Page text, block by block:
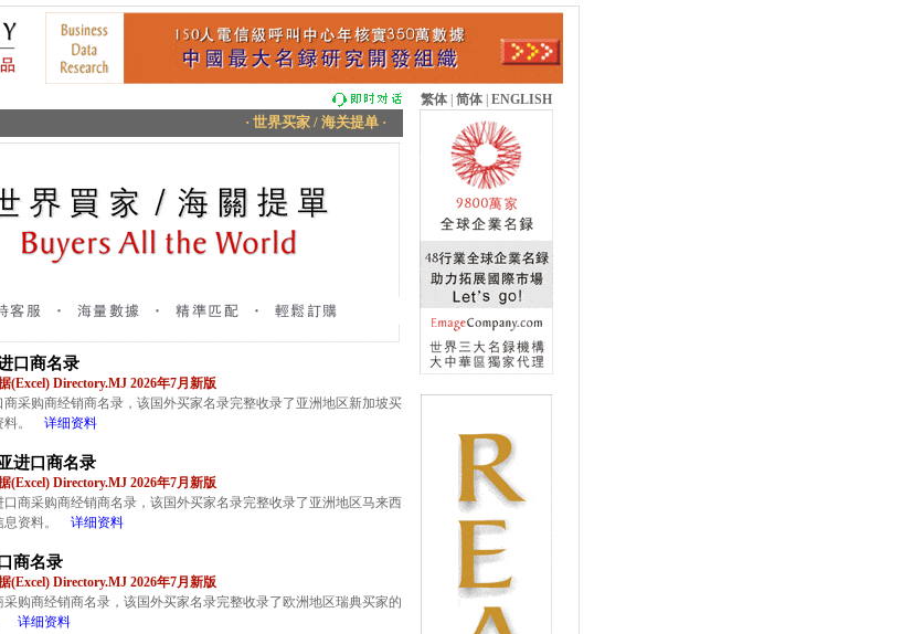
繁体 简体 ENGLISH
· 世界买家 / 海关提单 ·
口商名录
Directory.MJ 2026年7月新版
商采购商经销商名录，该国外买家名录完整收录了亚洲地区新加坡买
。
详细资料
进口商名录
Directory.MJ 2026年7月新版
口商采购商经销商名录，该国外买家名录完整收录了亚洲地区马来西
资料。
详细资料
商名录
Directory.MJ 2026年7月新版
采购商经销商名录，该国外买家名录完整收录了欧洲地区瑞典买家的
详细资料